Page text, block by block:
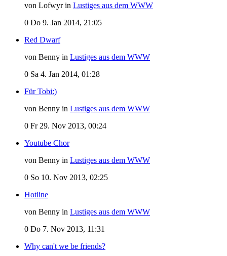
von Lofwyr in Lustiges aus dem WWW
0 Do 9. Jan 2014, 21:05
Red Dwarf
von Benny in Lustiges aus dem WWW
0 Sa 4. Jan 2014, 01:28
Für Tobi:)
von Benny in Lustiges aus dem WWW
0 Fr 29. Nov 2013, 00:24
Youtube Chor
von Benny in Lustiges aus dem WWW
0 So 10. Nov 2013, 02:25
Hotline
von Benny in Lustiges aus dem WWW
0 Do 7. Nov 2013, 11:31
Why can't we be friends?